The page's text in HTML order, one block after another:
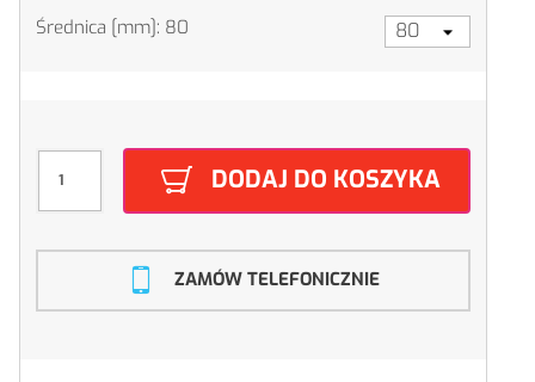
Średnica [mm]: 80
DODAJ DO KOSZYKA
ZAMÓW TELEFONICZNIE